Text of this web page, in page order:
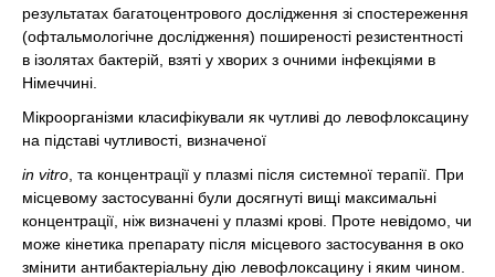
результатах багатоцентро­во­го дослідження зі спостереження
(офтальмологічне дослідження) поширеності резистентності
в ізолятах бактерій, взяті у хворих з очними інфекціями в
Німеччині.
Мікроорганізми класифікували як чутливі до левофлоксацину
на підставі чутливості, визначеної
in vitro , та концентрації у плазмі після системної терапії. При
місцевому застосуванні були досягнуті вищі максимальні
концентрації, ніж визначені у плазмі крові. Проте невідомо, чи
може кінетика препарату після місцевого застосування в око
змінити антибактеріальну дію левофлоксацину і яким чином.